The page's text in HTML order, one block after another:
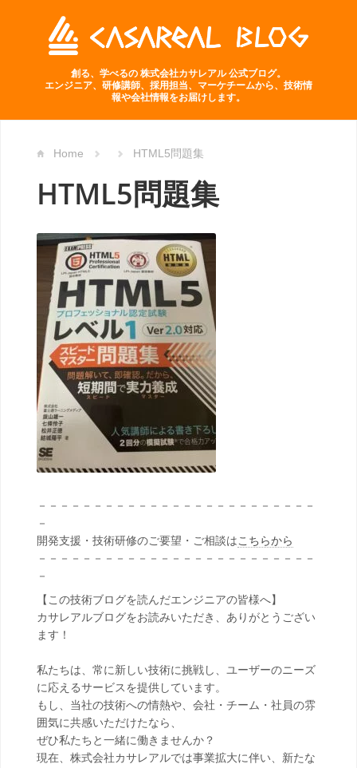
創る、学べるの 株式会社カサレアル 公式ブログ。
エンジニア、研修講師、採用担当、マーケチームから、技術情
報や会社情報をお届けします。
Home HTML5問題集
HTML5問題集
－－－－－－－－－－－－－－－－－－－－－－－－－
－
開発支援・技術研修のご要望・ご相談はこちらから
－－－－－－－－－－－－－－－－－－－－－－－－－
－
【この技術ブログを読んだエンジニアの皆様へ】
カサレアルブログをお読みいただき、ありがとうござい
ます！
私たちは、常に新しい技術に挑戦し、ユーザーのニーズ
に応えるサービスを提供しています。
もし、当社の技術への情熱や、会社・チーム・社員の雰
囲気に共感いただけたなら、
ぜひ私たちと一緒に働きませんか？
現在、株式会社カサレアルでは事業拡大に伴い、新たな